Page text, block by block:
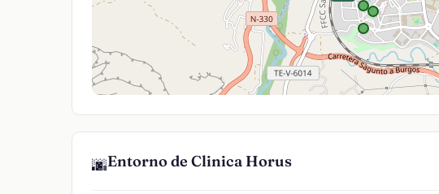
🌆Entorno de Clinica Horus